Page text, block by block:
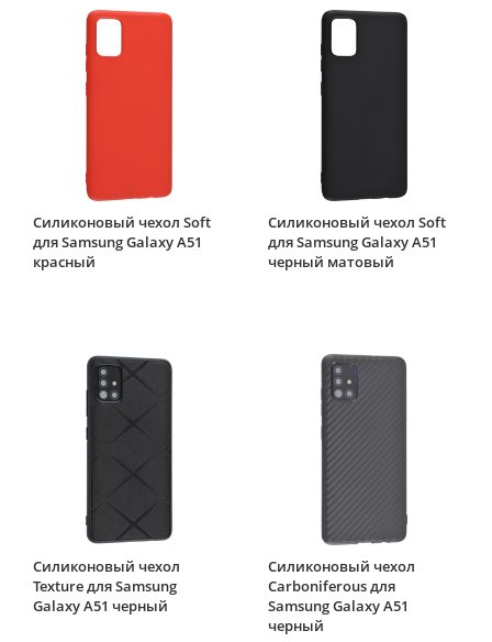
Силиконовый чехол Soft
для Samsung Galaxy A51
красный
Силиконовый чехол Soft
для Samsung Galaxy A51
черный матовый
Силиконовый чехол
Texture для Samsung
Galaxy A51 черный
Силиконовый чехол
Carboniferous для
Samsung Galaxy A51
черный